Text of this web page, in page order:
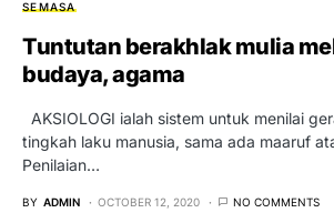
SEMASA
Tuntutan berakhlak mulia
budaya, agama
AKSIOLOGI ialah sistem untuk menilai
tingkah laku manusia, sama ada maaruf
Penilaian…
BY ADMIN OCTOBER 12, 2020 NO COMMENTS